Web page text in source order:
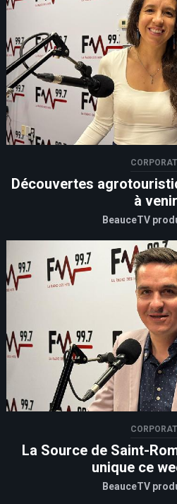
Découvertes
à
BeauceTV
La Source de Saint-
unique ce
BeauceTV